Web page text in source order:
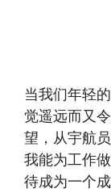
当我们年轻
觉遥远而又
望，从宇航
我能为工作
待成为一个